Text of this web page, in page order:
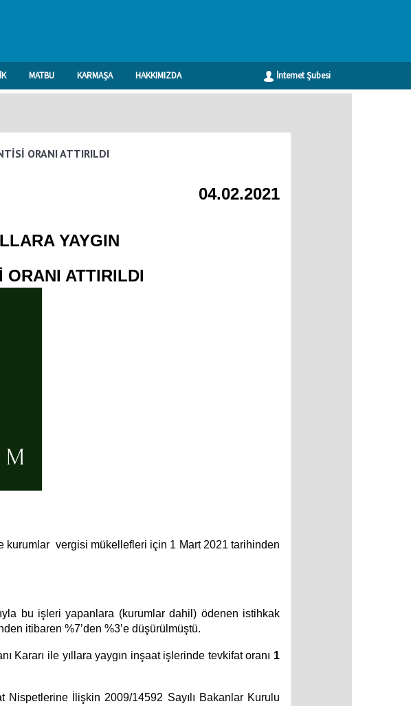
MATBU KARMAŞA HAKKIMIZDA İnternet Şubesi
ORANI ATTIRILDI
04.02.2021
YAYGIN
ORANI ATTIRILDI
kurumlar vergisi mükellefleri için 1 Mart 2021 tarihinden
bu işleri yapanlara (kurumlar dahil) ödenen istihkak
itibaren %7’den %3’e düşürülmüştü.
Kararı ile yıllara yaygın inşaat işlerinde tevkifat oranı 1
Nispetlerine İlişkin 2009/14592 Sayılı Bakanlar Kurulu